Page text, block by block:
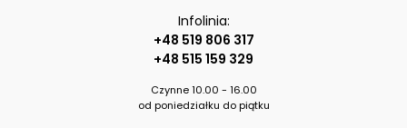
Infolinia:
+48 519 806 317
+48 515 159 329
Czynne 10.00 - 16.00
od poniedziałku do piątku